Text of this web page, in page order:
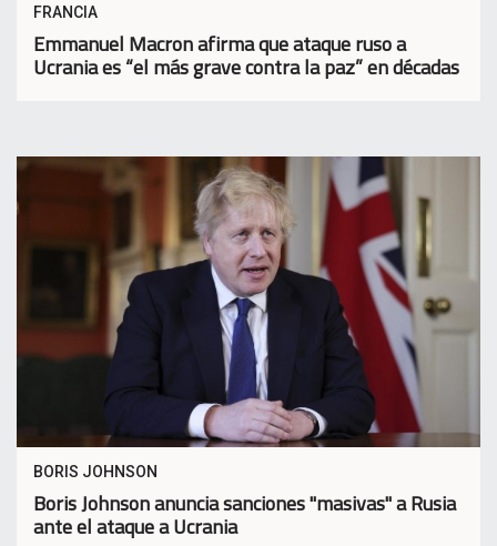
FRANCIA
Emmanuel Macron afirma que ataque ruso a
Ucrania es “el más grave contra la paz” en décadas
BORIS JOHNSON
Boris Johnson anuncia sanciones "masivas" a Rusia
ante el ataque a Ucrania